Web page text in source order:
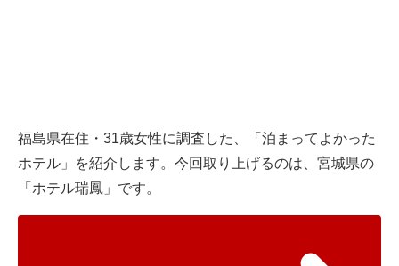
福島県在住・31歳女性に調査した、「泊まってよかった
ホテル」を紹介します。今回取り上げるのは、宮城県の
「ホテル瑞鳳」です。